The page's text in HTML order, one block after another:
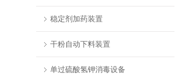
稳定剂加药装置
干粉自动下料装置
单过硫酸氢钾消毒设备